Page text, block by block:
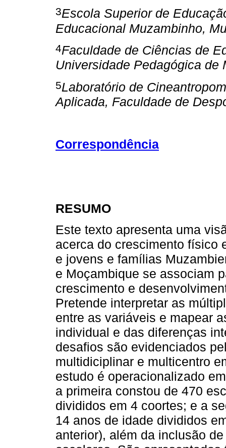
3Escola Superior de
Educacional Muzambinho,
4Faculdade de Ciências de
Universidade Pedagógica de
5Laboratório de
Aplicada, Faculdade de
Correspondência
RESUMO
Este texto apresenta uma
acerca do crescimento físico
e jovens e famílias
e Moçambique se associam
crescimento e
Pretende interpretar as
entre as variáveis e mapear
individual e das diferenças
desafios são evidenciados
multidiciplinar e multicentro
estudo é operacionalizado
a primeira constou de 470
divididos em 4 coortes; e a
14 anos de idade divididos
anterior), além da inclusão